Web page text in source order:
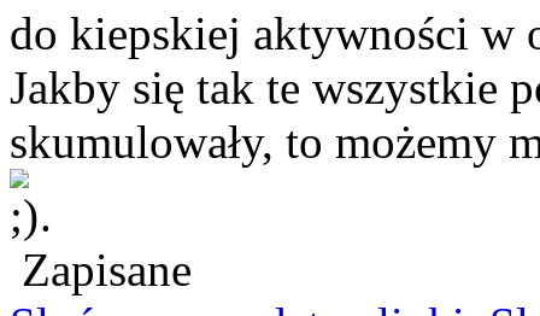
do kiepskiej aktywności w
Jakby się tak te wszystkie
skumulowały, to możemy
.
Zapisane